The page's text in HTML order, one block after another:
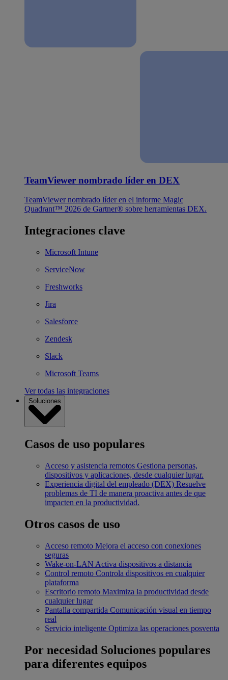
TeamViewer nombrado líder en DEX
TeamViewer nombrado líder en el informe Magic
Quadrant™ 2026 de Gartner® sobre herramientas DEX.
Integraciones clave
Microsoft Intune
ServiceNow
Freshworks
Jira
Salesforce
Zendesk
Slack
Microsoft Teams
Ver todas las integraciones
Soluciones
Casos de uso populares
Acceso y asistencia remotos Gestiona personas,
dispositivos y aplicaciones, desde cualquier lugar.
Experiencia digital del empleado (DEX) Resuelve
problemas de TI de manera proactiva antes de que
impacten en la productividad.
Otros casos de uso
Acceso remoto Mejora el acceso con conexiones
seguras
Wake-on-LAN Activa dispositivos a distancia
Control remoto Controla dispositivos en cualquier
plataforma
Escritorio remoto Maximiza la productividad desde
cualquier lugar
Pantalla compartida Comunicación visual en tiempo
real
Servicio inteligente Optimiza las operaciones posventa
Por necesidad Soluciones populares
para diferentes equipos